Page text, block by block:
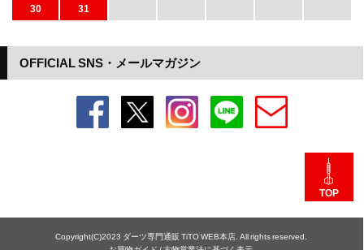
OFFICIAL SNS・メールマガジン
30
31
TOP
Copyright(C)2023 ダーツ専門通販 TiTO WEB本店. All rights reserved.